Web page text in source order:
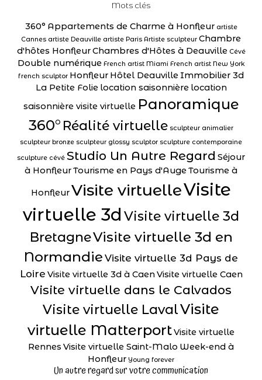
Mots clés
360° Appartements de Charme à Honfleur artiste
Cannes artiste Deauville artiste Paris Artiste sculpteur Chambre
d'hôtes HonfleurChambres d'Hôtes à Deauville Cévé
Double numérique French artist Miami French artist New York
french sculptor Honfleur Hôtel Deauville Immobilier 3d
La Petite Folie location saisonnière location
saisonnière visite virtuelle Panoramique
360° Réalité virtuelle sculpteur animalier
sculpteur bronze sculpteur glossy sculptor sculpture contemporaine
sculpture cévé Studio Un Autre Regard Séjour
à HonfleurTourisme en Pays d'AugeTourisme à
HonfleurVisite virtuelleVisite
virtuelle 3d Visite virtuelle 3d
BretagneVisite virtuelle 3d en
Normandie Visite virtuelle 3d Pays de
Loire Visite virtuelle 3d à CaenVisite virtuelle Caen
Visite virtuelle dans le Calvados
Visite virtuelle LavalVisite
virtuelle MatterportVisite virtuelle
Rennes Visite virtuelle Saint-Malo Week-end à
Honfleur Young forever
Un autre regard sur votre communication